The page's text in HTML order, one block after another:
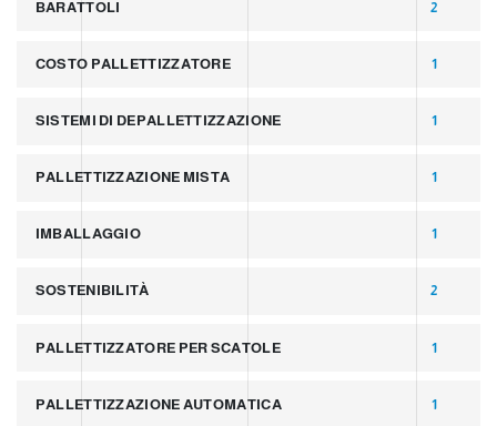
BARATTOLI 2
COSTO PALLETTIZZATORE 1
SISTEMI DI DEPALLETTIZZAZIONE 1
PALLETTIZZAZIONE MISTA 1
IMBALLAGGIO 1
SOSTENIBILITÀ 2
PALLETTIZZATORE PER SCATOLE 1
PALLETTIZZAZIONE AUTOMATICA 1